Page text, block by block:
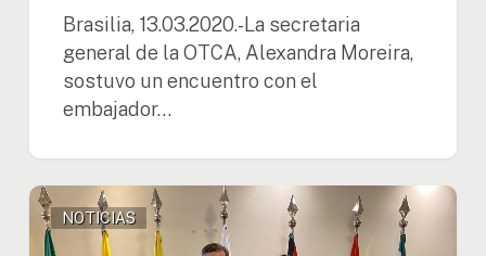
Brasilia, 13.03.2020.-La secretaria
general de la OTCA, Alexandra Moreira,
sostuvo un encuentro con el
embajador…
Moreira
sostiene
reunión
NOTICIAS